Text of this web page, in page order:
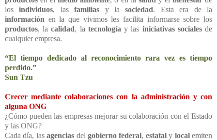
losindividuos, lasfamilias y lasociedad. Esta era de la
información en la que vivimos les facilita informarse sobre los
productos, lacalidad, la tecnología y las iniciativas socialesde
cualquier empresa.
“El tiempo dedicado al reconocimiento rara vez es tiempo
perdido.”
Sun Tzu
Crecer mediante colaboraciones con la administración y con
alguna ONG
¿Cómo pueden las empresas mejorar su colaboración con el Estado
y las ONG?
Cada día, lasagencias delgobierno federal, estataly localemiten